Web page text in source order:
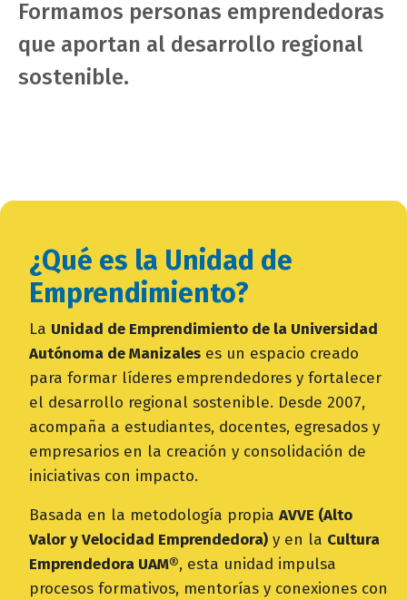
Formamos personas emprendedoras
que aportan al desarrollo regional
sostenible.
subtitulo
bloque
texto
¿Qué es la Unidad de
Emprendimiento?
campo
texto
texto
La Unidad de Emprendimiento de la Universidad
Autónoma de Manizales es un espacio creado
para formar líderes emprendedores y fortalecer
el desarrollo regional sostenible. Desde 2007,
acompaña a estudiantes, docentes, egresados y
empresarios en la creación y consolidación de
iniciativas con impacto.
Basada en la metodología propia AVVE (Alto
Valor y Velocidad Emprendedora) y en la Cultura
Emprendedora UAM®, esta unidad impulsa
procesos formativos, mentorías y conexiones con